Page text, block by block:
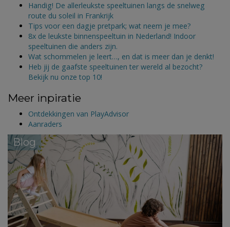
Handig! De allerleukste speeltuinen langs de snelweg
route du soleil in Frankrijk
Tips voor een dagje pretpark; wat neem je mee?
8x de leukste binnenspeeltuin in Nederland! Indoor
speeltuinen die anders zijn.
Wat schommelen je leert…, en dat is meer dan je denkt!
Heb jij de gaafste speeltuinen ter wereld al bezocht?
Bekijk nu onze top 10!
Meer inpiratie
Ontdekkingen van PlayAdvisor
Aanraders
Blog